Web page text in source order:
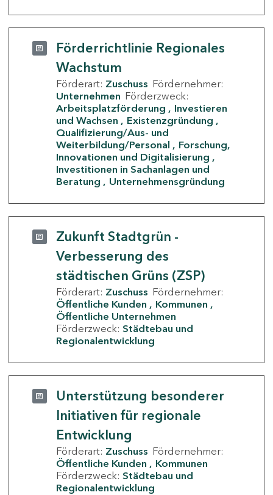
Förderrichtlinie Regionales
Wachstum
Förderart: Zuschuss Fördernehmer:
Unternehmen Förderzweck:
Arbeitsplatzförderung
Investieren
und Wachsen
Existenzgründung
Qualifizierung/Aus- und
Weiterbildung/Personal
Forschung,
Innovationen und Digitalisierung
Investitionen in Sachanlagen und
Beratung
Unternehmensgründung
Zukunft Stadtgrün -
Verbesserung des
städtischen Grüns (ZSP)
Förderart: Zuschuss Fördernehmer:
Öffentliche Kunden
Kommunen
Öffentliche Unternehmen
Förderzweck: Städtebau und
Regionalentwicklung
Unterstützung besonderer
Initiativen für regionale
Entwicklung
Förderart: Zuschuss Fördernehmer:
Öffentliche Kunden
Kommunen
Förderzweck: Städtebau und
Regionalentwicklung